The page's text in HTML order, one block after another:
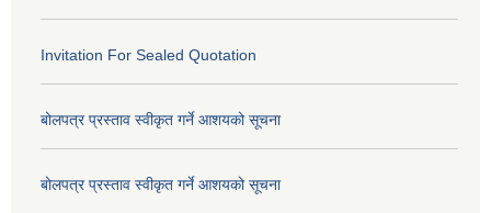
Invitation For Sealed Quotation
बोलपत्र प्रस्ताव स्वीकृत गर्ने आशयको सूचना
बोलपत्र प्रस्ताव स्वीकृत गर्ने आशयको सूचना